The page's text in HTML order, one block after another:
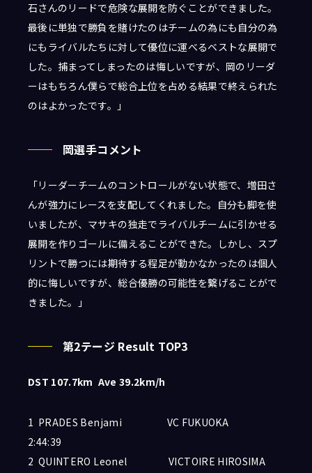
石さんのリードで危険な展開を防ぐことができました。
最後に単独で勝負を賭けたのはチームの為にも自分の為
にもライバルたちに対して優位に運べるベストな展開で
した。捕まってしまったのは悔しいですが、岡のリーダ
ーはもちろん僕らで総合上位を占める結果で終えられた
のはよかったです。」
岡選手コメント
「リーダーチームのコントロールがない状態で、増田さ
んが強力にレースを支配してくれました。自分も脚を使
いましたが、マサキの独走でライバルチームに引かせる
展開を作りゴールに備えることができた。しかし、スプ
リントで勝つには期待する程足が動かなかったのは個人
的に悔しいですが、総合優勝の可能性を繋げることがで
きました。」
第2テージ Result TOP3
DST 107.7km Ave 39.2km/h
1 PRADES Benjami VC FUKUOKA
2:44:39
2 QUINTERO Leonel VICTOIRE HIROSIMA